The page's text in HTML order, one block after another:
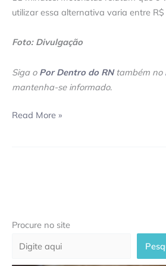
utilizar essa alternativa varia entre
Foto: Divulgação
Siga o Por Dentro do RNtambém no
mantenha-se informado.
Read More »
Procure no site